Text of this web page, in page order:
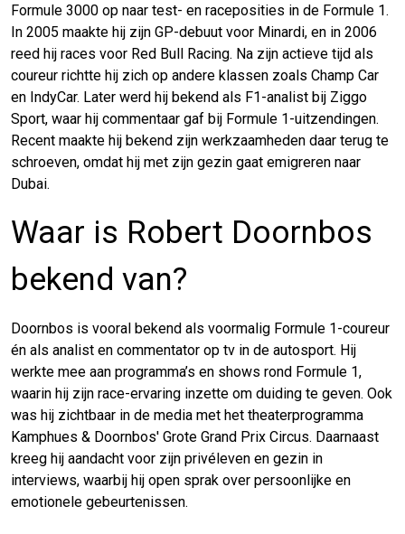
Formule 3000 op naar test- en raceposities in de Formule 1.
In 2005 maakte hij zijn GP-debuut voor Minardi, en in 2006
reed hij races voor Red Bull Racing. Na zijn actieve tijd als
coureur richtte hij zich op andere klassen zoals Champ Car
en IndyCar. Later werd hij bekend als F1-analist bij Ziggo
Sport, waar hij commentaar gaf bij Formule 1-uitzendingen.
Recent maakte hij bekend zijn werkzaamheden daar terug te
schroeven, omdat hij met zijn gezin gaat emigreren naar
Dubai.
Waar is Robert Doornbos
bekend van?
Doornbos is vooral bekend als voormalig Formule 1-coureur
én als analist en commentator op tv in de autosport. Hij
werkte mee aan programma’s en shows rond Formule 1,
waarin hij zijn race-ervaring inzette om duiding te geven. Ook
was hij zichtbaar in de media met het theaterprogramma
Kamphues & Doornbos' Grote Grand Prix Circus. Daarnaast
kreeg hij aandacht voor zijn privéleven en gezin in
interviews, waarbij hij open sprak over persoonlijke en
emotionele gebeurtenissen.